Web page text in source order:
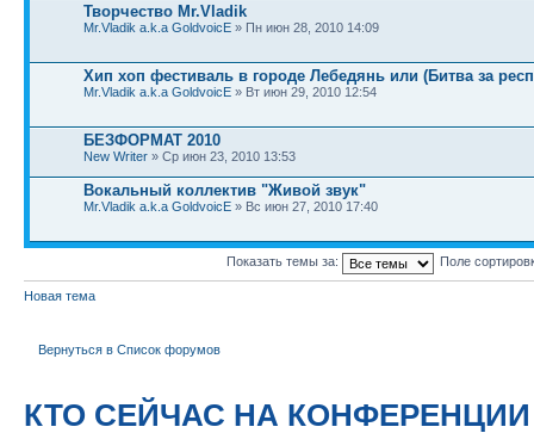
Творчество Mr.Vladik
Mr.Vladik a.k.a GoldvoicE » Пн июн 28, 2010 14:09
Хип хоп фестиваль в городе Лебедянь или (Битва за
Mr.Vladik a.k.a GoldvoicE » Вт июн 29, 2010 12:54
БЕЗФОРМАТ 2010
New Writer » Ср июн 23, 2010 13:53
Вокальный коллектив "Живой звук"
Mr.Vladik a.k.a GoldvoicE » Вс июн 27, 2010 17:40
Показать темы за: Поле
Новая тема
Вернуться в Список форумов
КТО СЕЙЧАС НА КОНФЕРЕНЦИИ